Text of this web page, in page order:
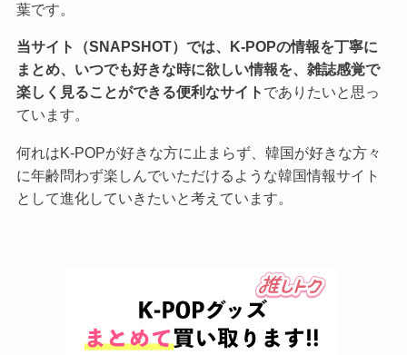
葉です。
当サイト（SNAPSHOT）では、K-POPの情報を丁寧に
まとめ、いつでも好きな時に欲しい情報を、雑誌感覚で
楽しく見ることができる便利なサイト でありたいと思っ
ています。
何れはK-POPが好きな方に止まらず、韓国が好きな方々
に年齢問わず楽しんでいただけるような韓国情報サイト
として進化していきたいと考えています。